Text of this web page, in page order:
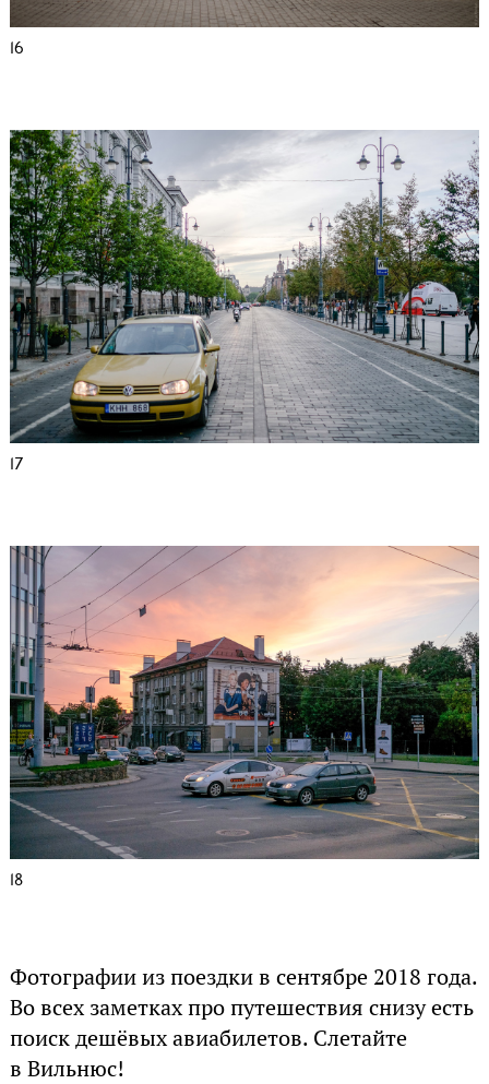
16
17
18
Фотографии из поездки в сентябре 2018 года.
Во всех заметках про путешествия снизу есть
поиск дешёвых авиабилетов. Слетайте
в Вильнюс!